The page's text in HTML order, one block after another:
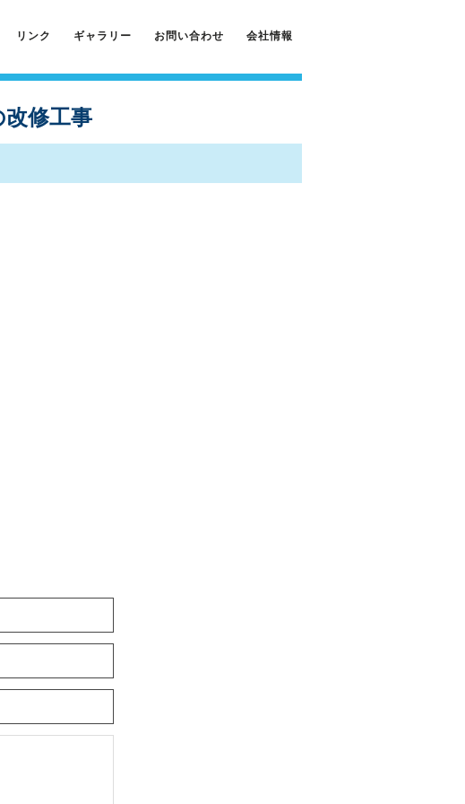
リンク ギャラリー お問い合わせ 会社情報
改修工事